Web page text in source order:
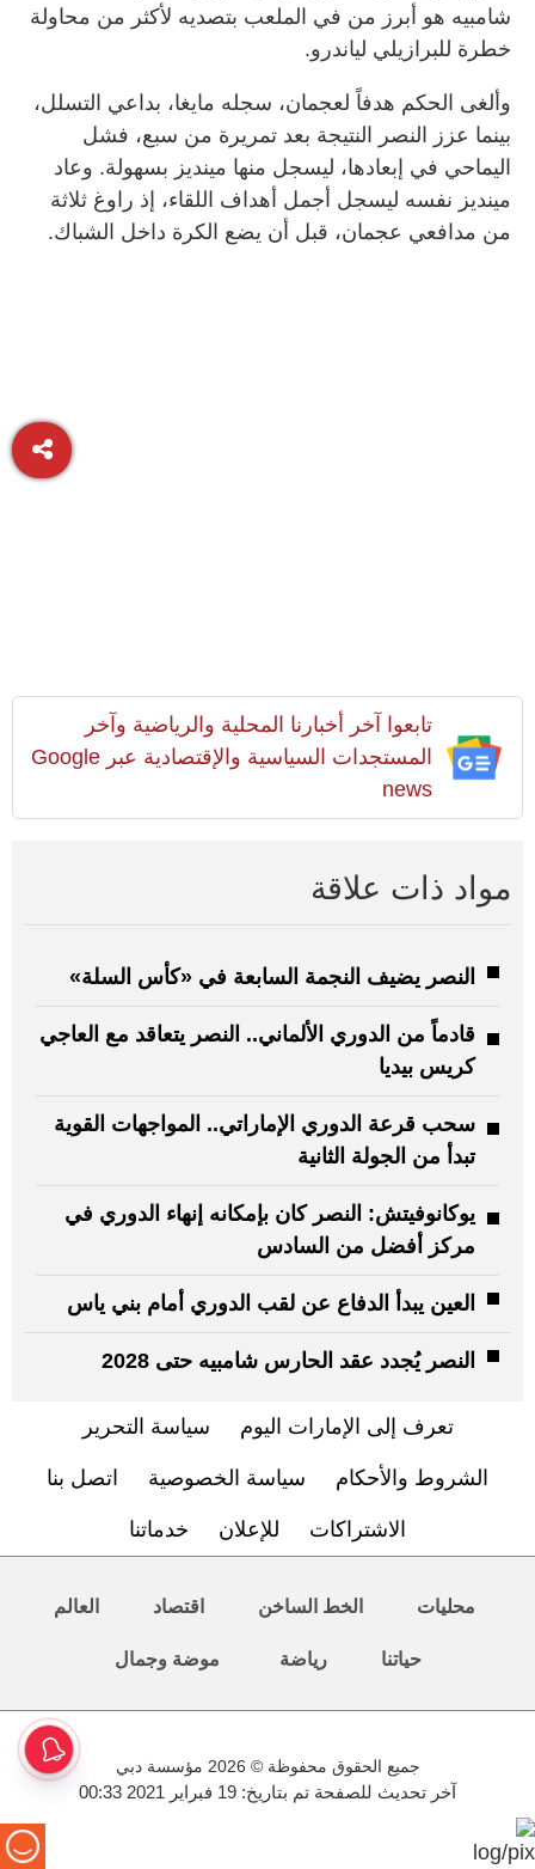
شامبيه هو أبرز من في الملعب بتصديه لأكثر من محاولة
خطرة للبرازيلي لياندرو.
وألغى الحكم هدفاً لعجمان، سجله مايغا، بداعي التسلل،
بينما عزز النصر النتيجة بعد تمريرة من سبع، فشل
اليماحي في إبعادها، ليسجل منها مينديز بسهولة. وعاد
مينديز نفسه ليسجل أجمل أهداف اللقاء، إذ راوغ ثلاثة
من مدافعي عجمان، قبل أن يضع الكرة داخل الشباك.
تابعوا آخر أخبارنا المحلية والرياضية وآخر
المستجدات السياسية والإقتصادية عبر Google
news
مواد ذات علاقة
النصر يضيف النجمة السابعة في «كأس السلة»
قادماً من الدوري الألماني.. النصر يتعاقد مع العاجي
كريس بيديا
سحب قرعة الدوري الإماراتي.. المواجهات القوية
تبدأ من الجولة الثانية
يوكانوفيتش: النصر كان بإمكانه إنهاء الدوري في
مركز أفضل من السادس
العين يبدأ الدفاع عن لقب الدوري أمام بني ياس
النصر يُجدد عقد الحارس شامبيه حتى 2028
تعرف إلى الإمارات اليوم سياسة التحرير
الشروط والأحكام سياسة الخصوصية اتصل بنا
الاشتراكات للإعلان خدماتنا
محليات الخط الساخن اقتصاد العالم
حياتنا رياضة موضة وجمال
جميع الحقوق محفوظة © 2026 مؤسسة دبي
آخر تحديث للصفحة تم بتاريخ: 19 فبراير 2021 00:33